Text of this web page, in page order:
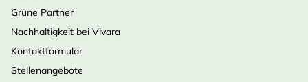
Grüne Partner
Nachhaltigkeit bei Vivara
Kontaktformular
Stellenangebote